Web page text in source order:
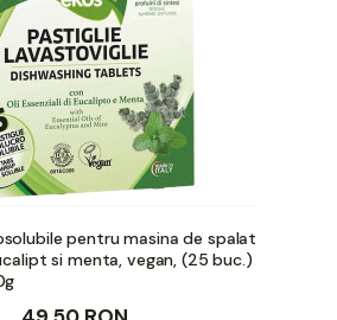
pentru masina de spalat
si menta, vegan, (25 buc.)